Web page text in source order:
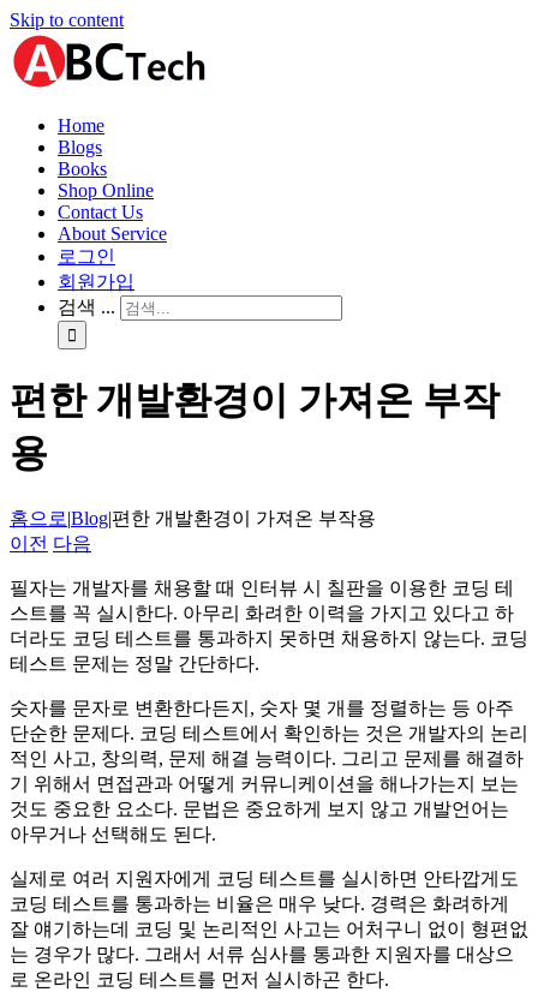
Skip to content
Home
Blogs
Books
Shop Online
Contact Us
About Service
로그인
회원가입
검색 ...
편한 개발환경이 가져온 부작
용
홈으로|Blog|편한 개발환경이 가져온 부작용
이전 다음
필자는 개발자를 채용할 때 인터뷰 시 칠판을 이용한 코딩 테
스트를 꼭 실시한다. 아무리 화려한 이력을 가지고 있다고 하
더라도 코딩 테스트를 통과하지 못하면 채용하지 않는다. 코딩
테스트 문제는 정말 간단하다.
숫자를 문자로 변환한다든지, 숫자 몇 개를 정렬하는 등 아주
단순한 문제다. 코딩 테스트에서 확인하는 것은 개발자의 논리
적인 사고, 창의력, 문제 해결 능력이다. 그리고 문제를 해결하
기 위해서 면접관과 어떻게 커뮤니케이션을 해나가는지 보는
것도 중요한 요소다. 문법은 중요하게 보지 않고 개발언어는
아무거나 선택해도 된다.
실제로 여러 지원자에게 코딩 테스트를 실시하면 안타깝게도
코딩 테스트를 통과하는 비율은 매우 낮다. 경력은 화려하게
잘 얘기하는데 코딩 및 논리적인 사고는 어처구니 없이 형편없
는 경우가 많다. 그래서 서류 심사를 통과한 지원자를 대상으
로 온라인 코딩 테스트를 먼저 실시하곤 한다.